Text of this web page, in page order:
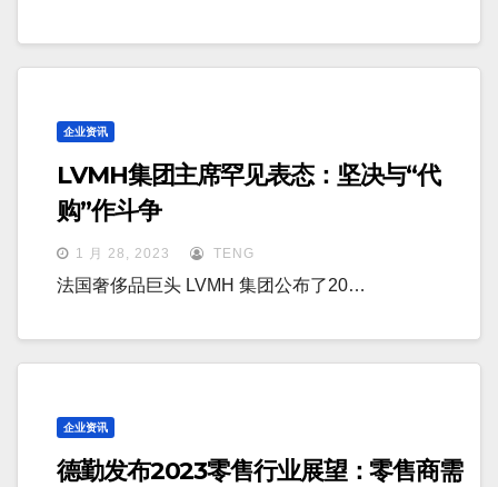
企业资讯
LVMH集团主席罕见表态：坚决与“代
购”作斗争
1 月 28, 2023 TENG
法国奢侈品巨头 LVMH 集团公布了20…
企业资讯
德勤发布2023零售行业展望：零售商需